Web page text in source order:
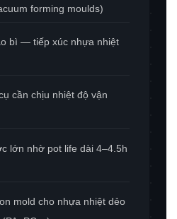
forming moulds)
bì — tiếp xúc nhựa nhiệt
cần chịu nhiệt độ vận
lớn nhờ pot life dài 4–4.5h
mold cho nhựa nhiệt dẻo